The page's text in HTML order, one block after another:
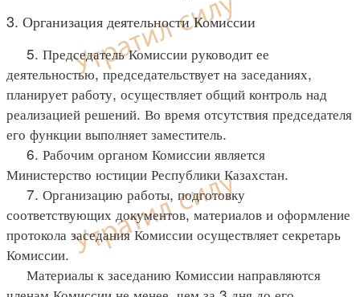
3. Организация деятельности Комиссии
5. Председатель Комиссии руководит ее
деятельностью, председательствует на заседаниях,
планирует работу, осуществляет общий контроль над
реализацией решений. Во время отсутствия председателя
его функции выполняет заместитель.
6. Рабочим органом Комиссии является
Министерство юстиции Республики Казахстан.
7. Организацию работы, подготовку
соответствующих документов, материалов и оформление
протокола заседания Комиссии осуществляет секретарь
Комиссии.
Материалы к заседанию Комиссии направляются